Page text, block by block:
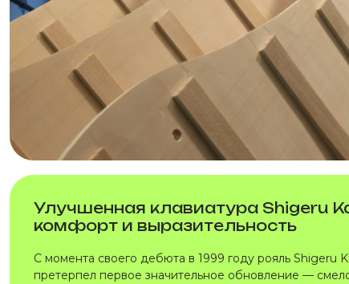
Улучшенная клавиатура Shigeru
комфорт и выразительность
С момента своего дебюта в 1999 году рояль Shigeru
претерпел первое значительное обновление —